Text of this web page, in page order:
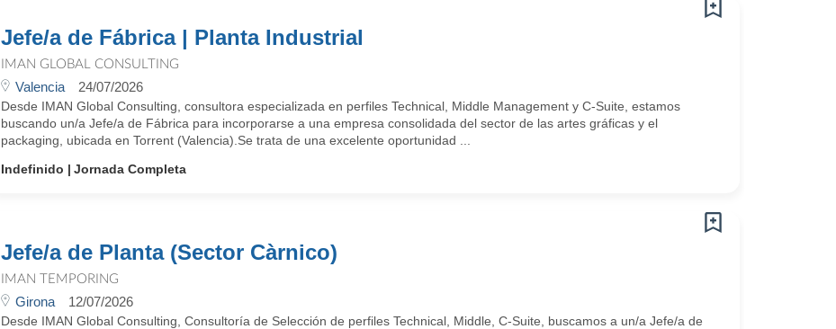
Jefe/a de Fábrica | Planta Industrial
IMAN GLOBAL CONSULTING
Valencia 24/07/2026
Desde IMAN Global Consulting, consultora especializada en perfiles Technical, Middle Management y C-Suite, estamos
buscando un/a Jefe/a de Fábrica para incorporarse a una empresa consolidada del sector de las artes gráficas y el
packaging, ubicada en Torrent (Valencia).Se trata de una excelente oportunidad ...
Indefinido
Jornada Completa
Jefe/a de Planta (Sector Càrnico)
IMAN TEMPORING
Girona 12/07/2026
Desde IMAN Global Consulting, Consultoría de Selección de perfiles Technical, Middle, C-Suite, buscamos a un/a Jefe/a de